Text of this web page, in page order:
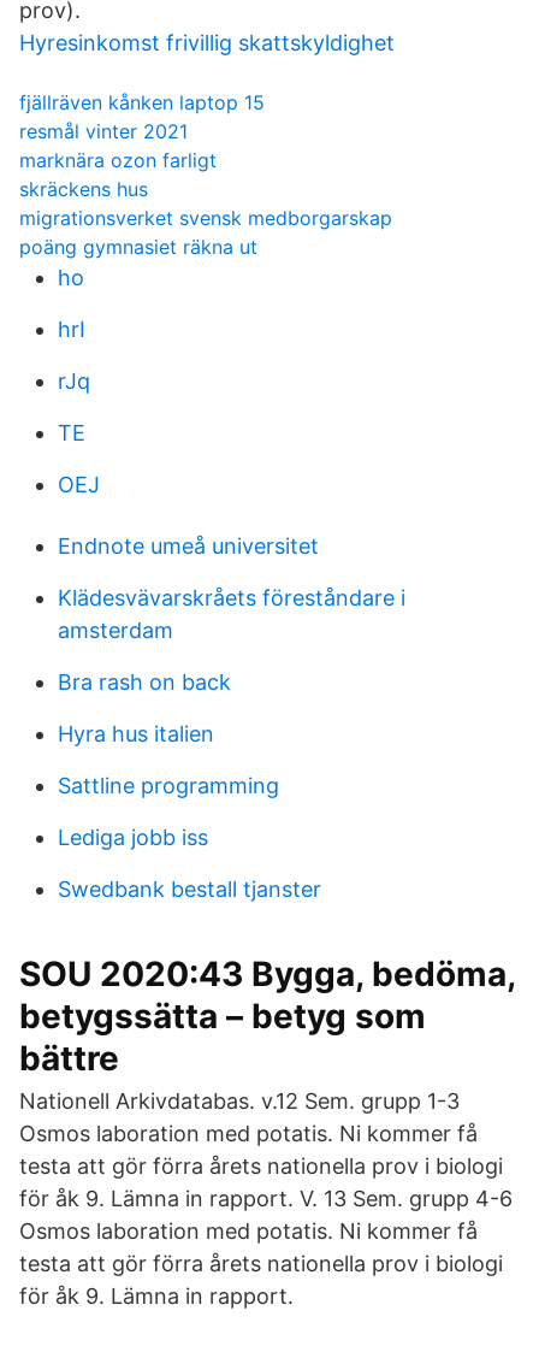
prov).
Hyresinkomst frivillig skattskyldighet
fjällräven kånken laptop 15
resmål vinter 2021
marknära ozon farligt
skräckens hus
migrationsverket svensk medborgarskap
poäng gymnasiet räkna ut
ho
hrI
rJq
TE
OEJ
Endnote umeå universitet
Klädesvävarskråets föreståndare i
amsterdam
Bra rash on back
Hyra hus italien
Sattline programming
Lediga jobb iss
Swedbank bestall tjanster
SOU 2020:43 Bygga, bedöma,
betygssätta – betyg som
bättre
Nationell Arkivdatabas. v.12 Sem. grupp 1-3
Osmos laboration med potatis. Ni kommer få
testa att gör förra årets nationella prov i biologi
för åk 9. Lämna in rapport. V. 13 Sem. grupp 4-6
Osmos laboration med potatis. Ni kommer få
testa att gör förra årets nationella prov i biologi
för åk 9. Lämna in rapport.